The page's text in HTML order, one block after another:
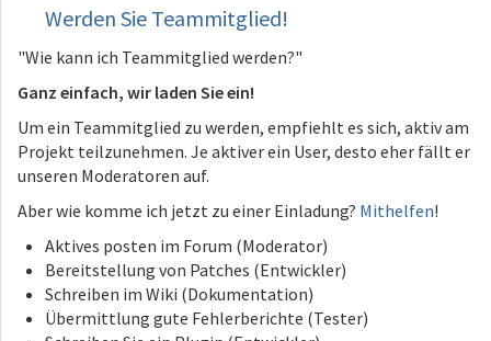
Werden Sie Teammitglied!
"Wie kann ich Teammitglied werden?"
Ganz einfach, wir laden Sie ein!
Um ein Teammitglied zu werden, empfiehlt es sich, aktiv am
Projekt teilzunehmen. Je aktiver ein User, desto eher fällt er
unseren Moderatoren auf.
Aber wie komme ich jetzt zu einer Einladung? Mithelfen!
Aktives posten im Forum (Moderator)
Bereitstellung von Patches (Entwickler)
Schreiben im Wiki (Dokumentation)
Übermittlung gute Fehlerberichte (Tester)